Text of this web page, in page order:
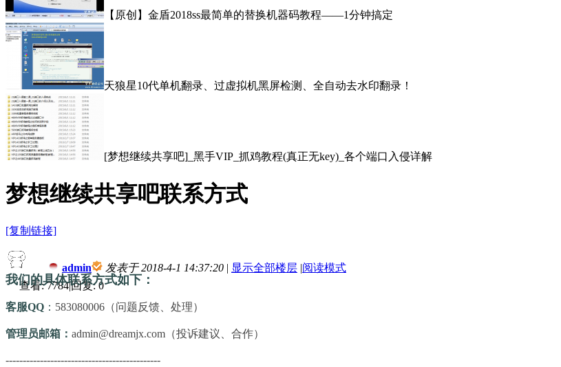
【原创】金盾2018ss最简单的替换机器码教程——1分钟搞定
天狼星10代单机翻录、过虚拟机黑屏检测、全自动去水印翻录！
[梦想继续共享吧]_黑手VIP_抓鸡教程(真正无key)_各个端口入侵详解
梦想继续共享吧联系方式
[复制链接]
admin 发表于 2018-4-1 14:37:20 | 显示全部楼层 |阅读模式
查看:7784|回复: 0
我们的具体联系方式如下：
客服QQ ： 583080006（问题反馈、处理）
管理员邮箱： admin@dreamjx.com（投诉建议、合作）
---------------------------------------------